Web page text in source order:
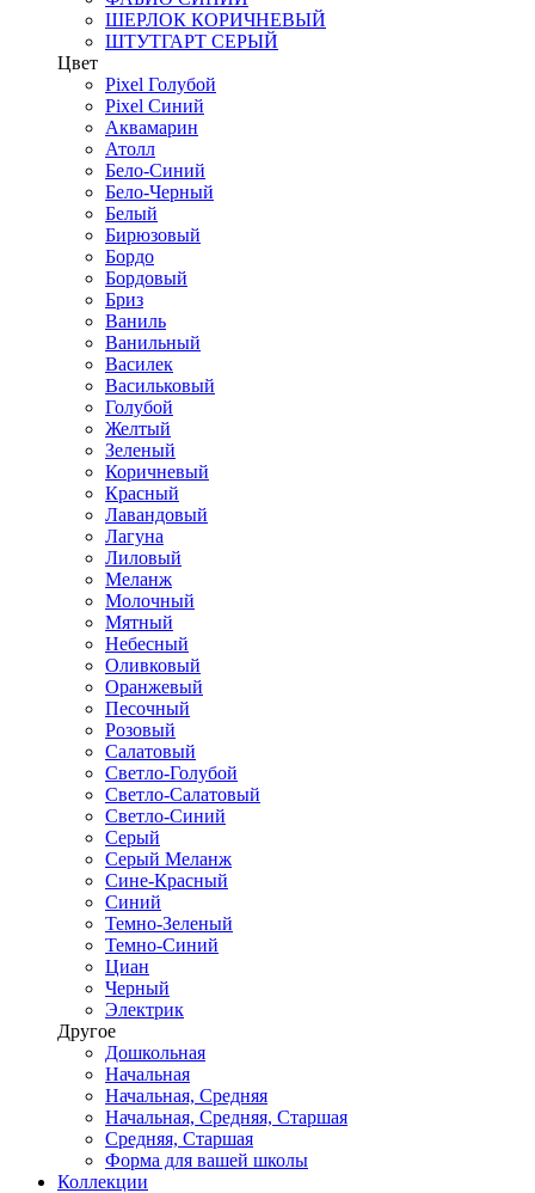
ШЕРЛОК КОРИЧНЕВЫЙ
ШТУТГАРТ СЕРЫЙ
Цвет
Pixel Голубой
Pixel Синий
Аквамарин
Атолл
Бело-Синий
Бело-Черный
Белый
Бирюзовый
Бордо
Бордовый
Бриз
Ваниль
Ванильный
Василек
Васильковый
Голубой
Желтый
Зеленый
Коричневый
Красный
Лавандовый
Лагуна
Лиловый
Меланж
Молочный
Мятный
Небесный
Оливковый
Оранжевый
Песочный
Розовый
Салатовый
Светло-Голубой
Светло-Салатовый
Светло-Синий
Серый
Серый Меланж
Сине-Красный
Синий
Темно-Зеленый
Темно-Синий
Циан
Черный
Электрик
Другое
Дошкольная
Начальная
Начальная, Средняя
Начальная, Средняя, Старшая
Средняя, Старшая
Форма для вашей школы
Коллекции